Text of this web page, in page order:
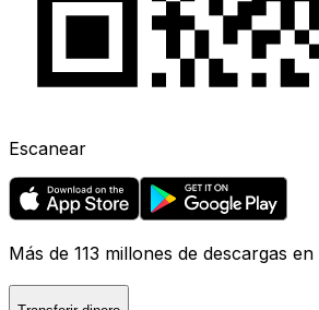
Escanear
Más de 113 millones de descargas